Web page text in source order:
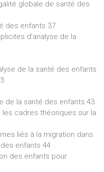
globale de santé des
des enfants 37
d’analyse de la
de la santé des enfants
de la santé des enfants 43
cadres théoriques sur la
liés à la migration dans
enfants 44
des enfants pour